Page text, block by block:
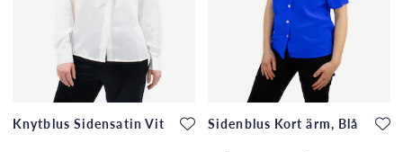
Knytblus Sidensatin Vit Sidenblus Kort ärm, Blå